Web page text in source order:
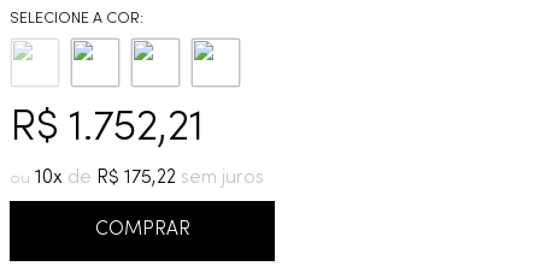
R$ 1.752,21
10 R$ 175,22
COMPRAR
9º
deca you